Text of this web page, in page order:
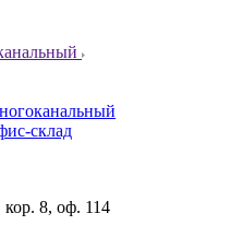
склад
8, оф. 114